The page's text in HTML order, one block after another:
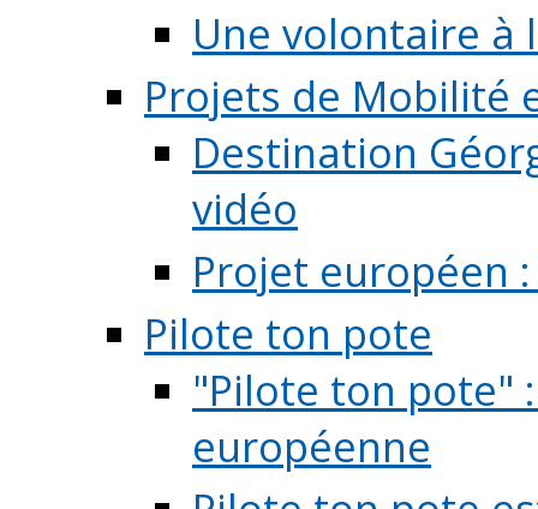
Une volontaire à
Projets de Mobilité
Destination
vidéo
Projet européen
Pilote ton pote
"Pilote ton pote"
européenne